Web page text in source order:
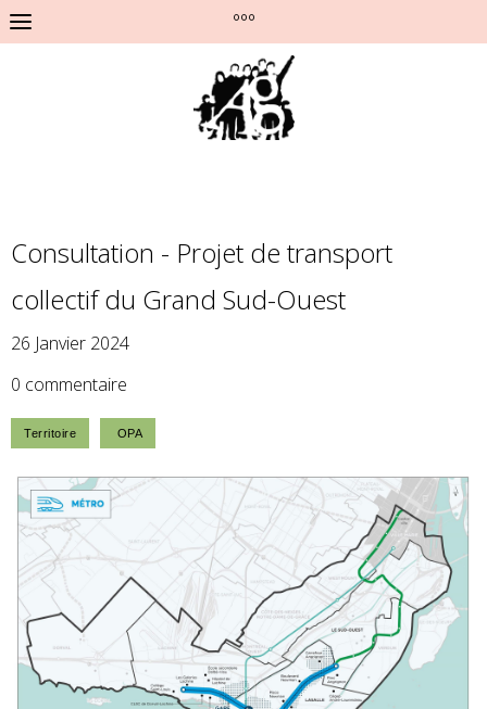
°°°
Consultation - Projet de transport
collectif du Grand Sud-Ouest
26 Janvier 2024
0 commentaire